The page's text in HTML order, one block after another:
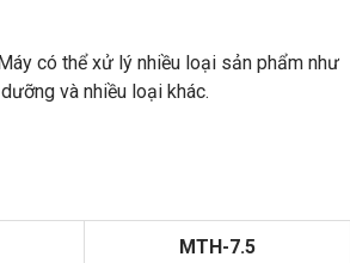
có thể xử lý nhiều loại sản phẩm như
và nhiều loại khác.
MTH-7.5